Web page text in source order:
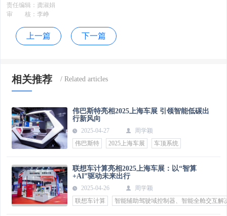
责任编辑： 龚淑娟
审 核： 李峥
上一篇 下一篇
相关推荐
伟巴斯特亮相2025上海车展 引领智能低碳出
行新风向
2025-04-27
周学颖
伟巴斯特
2025上海车展 车顶系统
联想车计算亮相2025上海车展：以“智算
+AI”驱动未来出行
2025-04-26
周学颖
联想车计算
智能辅助驾驶域控制器、智能全舱交互解